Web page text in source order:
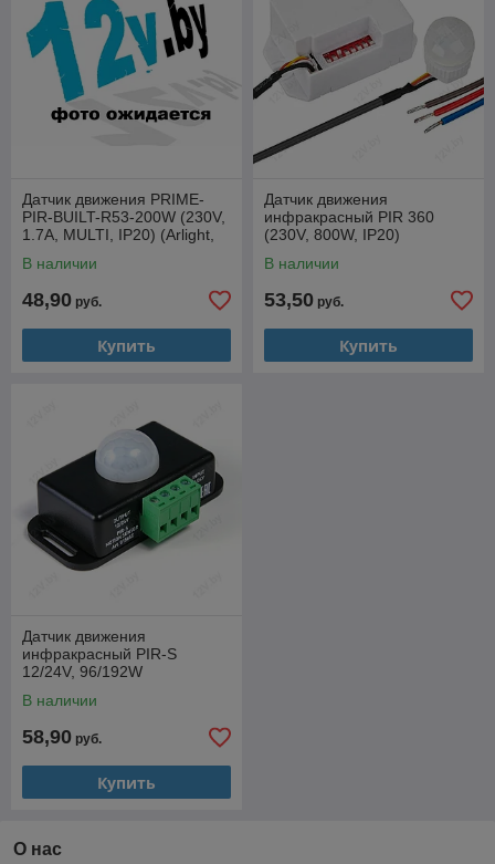
Датчик движения PRIME-
PIR-BUILT-R53-200W (230V,
1.7A, MULTI, IP20) (Arlight,
В наличии
48,90 руб.
Купить
Датчик движения
инфракрасный PIR 360
(230V, 800W, IP20)
В наличии
53,50 руб.
Купить
Датчик движения
инфракрасный PIR-S
12/24V, 96/192W
В наличии
58,90 руб.
Купить
О нас